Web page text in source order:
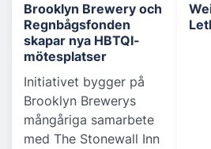
Brooklyn Brewery och
Regnbågsfonden
skapar nya HBTQI-
mötesplatser
Initiativet bygger på
Brooklyn Brewerys
mångåriga samarbete
med The Stonewall Inn